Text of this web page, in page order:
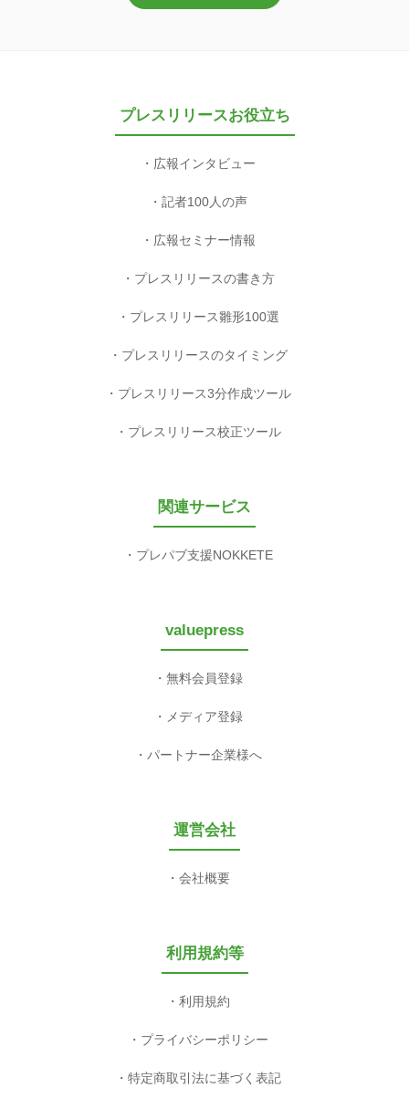
プレスリリースお役立ち
広報インタビュー
記者100人の声
広報セミナー情報
プレスリリースの書き方
プレスリリース雛形100選
プレスリリースのタイミング
プレスリリース3分作成ツール
プレスリリース校正ツール
関連サービス
プレパブ支援NOKKETE
valuepress
無料会員登録
メディア登録
パートナー企業様へ
運営会社
会社概要
利用規約等
利用規約
プライバシーポリシー
特定商取引法に基づく表記